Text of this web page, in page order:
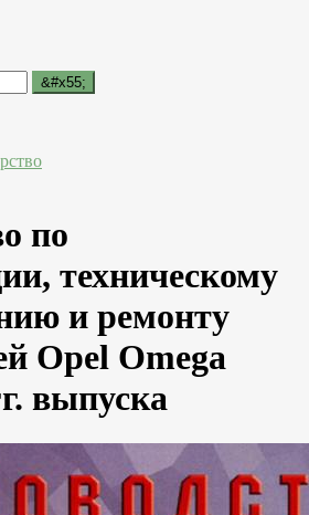
по
техническому
и ремонту
Opel Omega
выпуска